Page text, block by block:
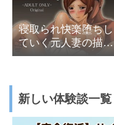
寝取られ快楽堕ちし
ていく元人妻の描写
がエロい
新しい体験談一覧